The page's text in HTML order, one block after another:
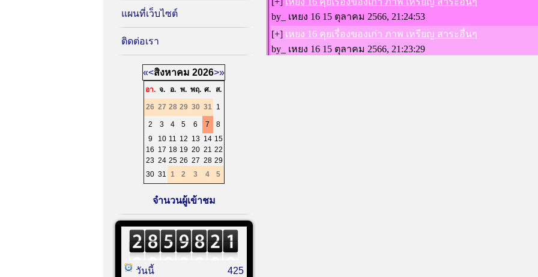
แผนที่เว็บไซต์
ติดต่อเรา
«<สิงหาคม 2026>»
อา. จ. อ. พ. พฤ. ศ. ส.
26 27 28 29 30 31 1
2 3 4 5 6 7
8
9
10 11 12 13 14 15
16 17 18 19 20 21 22
23 24 25 26 27 28 29
30 31 1 2 3 4 5
จำนวนผู้เข้าชม
วันนี้
425